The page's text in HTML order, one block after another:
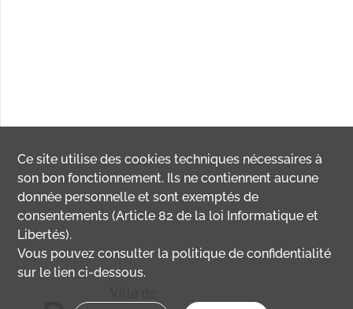
Ce site utilise descookies techniques nécessaires à
son bon fonctionnement. Ils ne contiennent aucune
donnée personnelle et sont exemptés de
consentements (Article 82 de la loi Informatique et
Libertés).
Vous pouvez consulter la politique de confidentialité
sur le lien ci-dessous.